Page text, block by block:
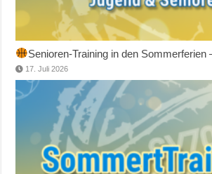
Senioren-Training in den Sommerferien
17. Juli 2026